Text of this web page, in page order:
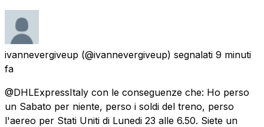
ivannevergiveup (@ivannevergiveup) segnalati 9 minuti
fa
@DHLExpressItaly con le conseguenze che: Ho perso
un Sabato per niente, perso i soldi del treno, perso
l'aereo per Stati Uniti di Lunedi 23 alle 6.50. Siete un